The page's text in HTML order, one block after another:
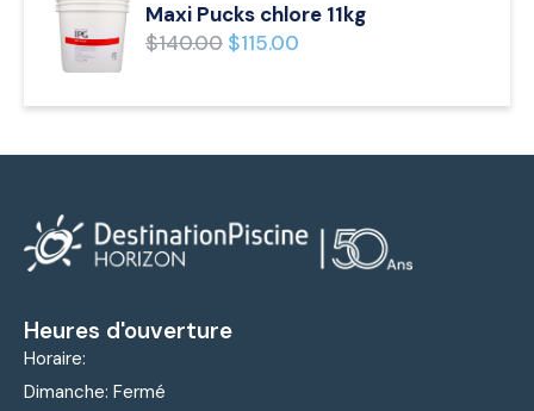
Maxi Pucks chlore 11kg
$140.00 $115.00
Heures d'ouverture
Horaire:
Dimanche: Fermé